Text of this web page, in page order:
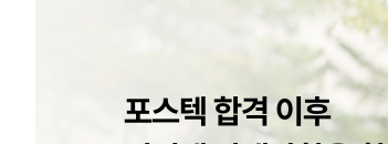
포스텍 합격 이후